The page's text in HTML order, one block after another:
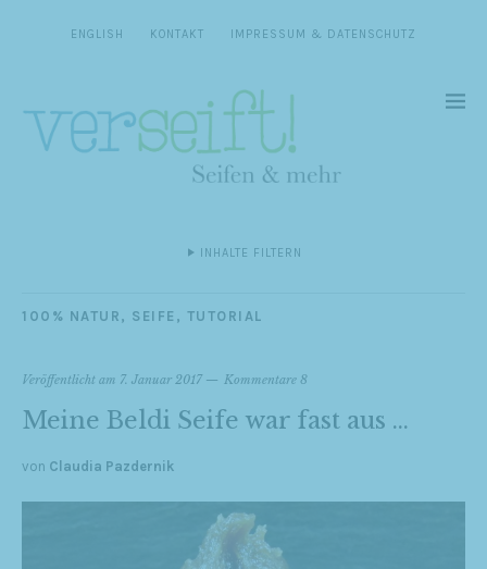
ENGLISH KONTAKT IMPRESSUM & DATENSCHUTZ
INHALTE FILTERN
100% NATUR , SEIFE , TUTORIAL
Veröffentlicht am 7. Januar 2017 Kommentare 8
Meine Beldi Seife war fast aus …
von Claudia Pazdernik